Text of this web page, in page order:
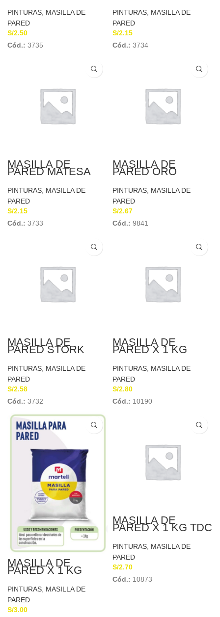
PINTURAS MASILLA DE
PARED
S/2.50
Cód.: 3735
PINTURAS MASILLA DE
PARED
S/2.15
Cód.: 3734
MASILLA DE
PARED MATESA
PINTURAS MASILLA DE
PARED
S/2.15
Cód.: 3733
MASILLA DE
PARED ORO
BLANCO
PINTURAS MASILLA DE
PARED
S/2.67
Cód.: 9841
MASILLA DE
PARED STORK
PINTURAS MASILLA DE
PARED
S/2.58
Cód.: 3732
MASILLA DE
PARED X 1 KG
HORIZONTE
PINTURAS MASILLA DE
PARED
S/2.80
Cód.: 10190
MASILLA DE
PARED X 1 KG
MARTELL
PINTURAS MASILLA DE
PARED
S/3.00
MASILLA DE
PARED X 1 KG TDC
PINTURAS MASILLA DE
PARED
S/2.70
Cód.: 10873